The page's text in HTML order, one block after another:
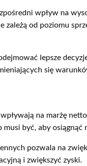
wpływ na
od poziomu
lepsze
się
na marżę
musi być, aby osiągnąć
pozwala na
i zwiększyć zyski.